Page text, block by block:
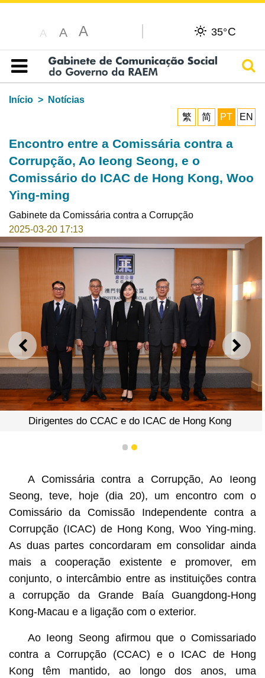
A A A 35°C
Índice
Início
Notícias
繁
简 PT EN
Encontro entre a Comissária contra a
Corrupção, Ao Ieong Seong, e o
Comissário do ICAC de Hong Kong, Woo
Ying-ming
Gabinete da Comissária contra a Corrupção
2025-03-20 17:13
ANTERIOR
Dirigentes do CCAC e do ICAC de Hong Kong
1 2
A Comissária contra a Corrupção, Ao Ieong
Seong, teve, hoje (dia 20), um encontro com o
Comissário da Comissão Independente contra a
Corrupção (ICAC) de Hong Kong, Woo Ying-ming.
As duas partes concordaram em consolidar ainda
mais a cooperação existente e promover, em
conjunto, o intercâmbio entre as instituições contra
a corrupção da Grande Baía Guangdong-Hong
Kong-Macau e a ligação com o exterior.
Ao Ieong Seong afirmou que o Comissariado
contra a Corrupção (CCAC) e o ICAC de Hong
Kong têm mantido, ao longo dos anos, uma